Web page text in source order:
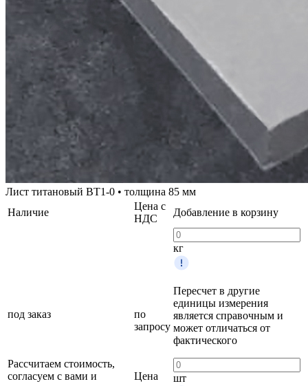
Лист титановый ВТ1-0 • толщина 85 мм
Наличие
Цена с
НДС
Добавление в корзину
под заказ
Рассчитаем стоимость,
согласуем с вами и
по
запросу
Цена
кг
Пересчет в другие
единицы измерения
является справочным и
может отличаться от
фактического
шт